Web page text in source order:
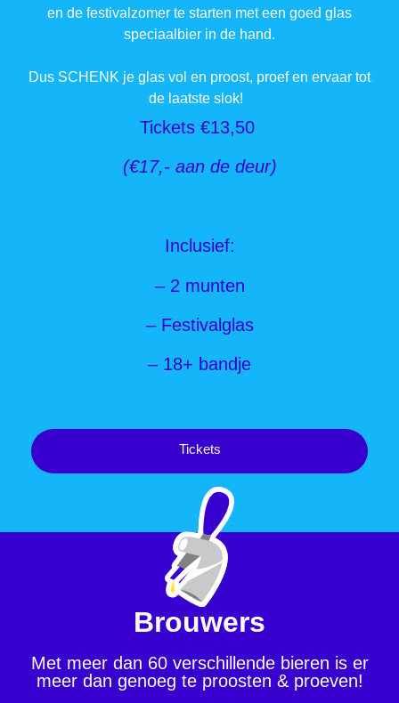
en de festivalzomer te starten met een goed glas
speciaalbier in de hand.
Dus SCHENK je glas vol en proost, proef en ervaar tot
de laatste slok!
Tickets €13,50
(€17,- aan de deur)
Inclusief:
– 2 munten
– Festivalglas
– 18+ bandje
3
Tickets
Brouwers
Met meer dan 60 verschillende bieren is er
meer dan genoeg te proosten & proeven!